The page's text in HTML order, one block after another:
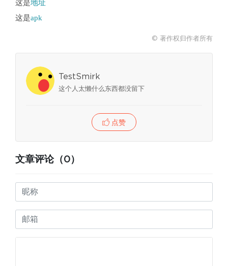
这是地址
这是apk
© 著作权归作者所有
TestSmirk
这个人太懒什么东西都没留下
点赞
文章评论（0）